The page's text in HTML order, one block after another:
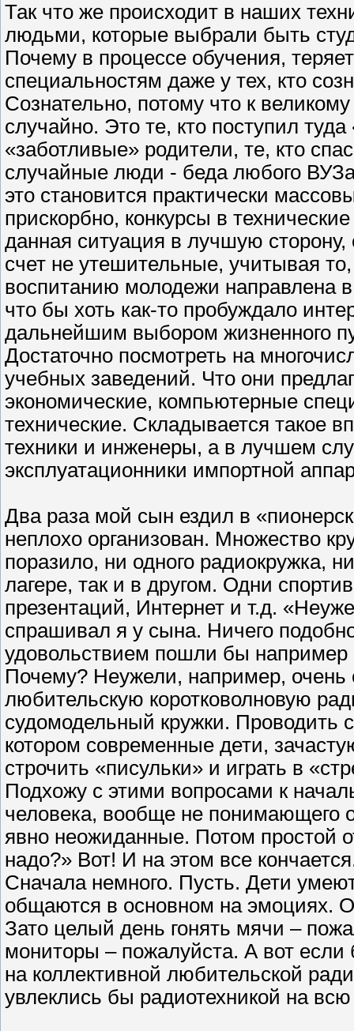
Так что же происходит в наших
людьми, которые выбрали быть
Почему в процессе обучения,
специальностям даже у тех, кто
Сознательно, потому что к
случайно. Это те, кто поступил
«заботливые» родители, те, кто
случайные люди - беда любого
это становится практически
прискорбно, конкурсы в
данная ситуация в лучшую сторону,
счет не утешительные, учитывая
воспитанию молодежи направлена в
что бы хоть как-то пробуждало
дальнейшим выбором жизненного
Достаточно посмотреть на
учебных заведений. Что они
экономические, компьютерные
технические. Складывается такое
техники и инженеры, а в лучшем
эксплуатационники импортной
Два раза мой сын ездил в
неплохо организован. Множество
поразило, ни одного радиокружка,
лагере, так и в другом. Одни
презентаций, Интернет и т.д.
спрашивал я у сына. Ничего
удовольствием пошли бы например
Почему? Неужели, например, очень
любительскую коротковолновую
судомодельный кружки. Проводить
котором современные дети,
строчить «писульки» и играть в
Подхожу с этими вопросами к
человека, вообще не понимающего
явно неожиданные. Потом простой
надо?» Вот! И на этом все
Сначала немного. Пусть. Дети
общаются в основном на эмоциях.
Зато целый день гонять мячи –
мониторы – пожалуйста. А вот
на коллективной любительской
увлеклись бы радиотехникой на